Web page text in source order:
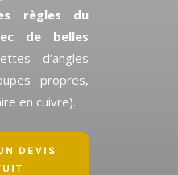
règles du
de belles
d’angles
propres,
en cuivre).
DEVIS